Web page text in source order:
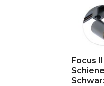
Focus